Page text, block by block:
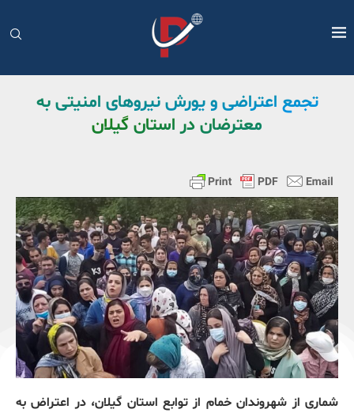
تجمع اعتراضی و یورش نیروهای امنیتی به
معترضان در استان گیلان
شماری از شهروندان خمام از توابع استان گیلان، در اعتراض به